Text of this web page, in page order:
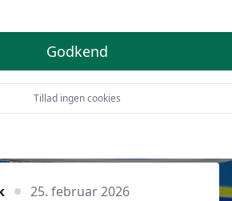
skjulte
smarte sparetips
25. februar 2026
Godkend
Tillad ingen cookies